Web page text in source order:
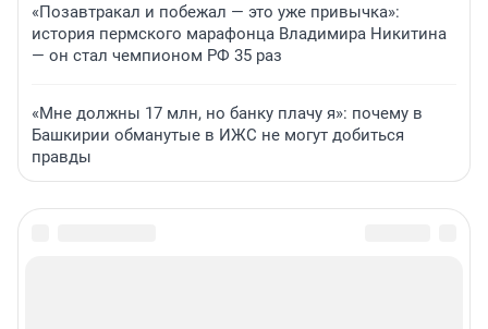
«Позавтракал и побежал — это уже привычка»:
история пермского марафонца Владимира Никитина
— он стал чемпионом РФ 35 раз
«Мне должны 17 млн, но банку плачу я»: почему в
Башкирии обманутые в ИЖС не могут добиться
правды